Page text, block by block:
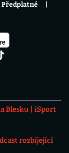
Blesku
iSport
rozbíjející
Předplatné